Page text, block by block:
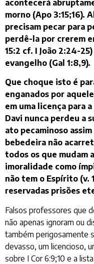
acontecerá
morno (Apo 3:15;16).
precisam pecar para
perdê-la por crerem
15:2 cf. I João 2:24-
evangelho (Gal 1:8,9).
Que choque isto é
enganados por
em uma licença para
Davi nunca perdeu a
ato pecaminoso
bebedeira não
todos os que mudam
imoralidade como
não tem o Espírito (v.
reservadas prisões
Falsos professores que
não apenas ignoram ou
também perigosamente
devasso, um licencioso,
sobre I Cor 6:9;10 e a